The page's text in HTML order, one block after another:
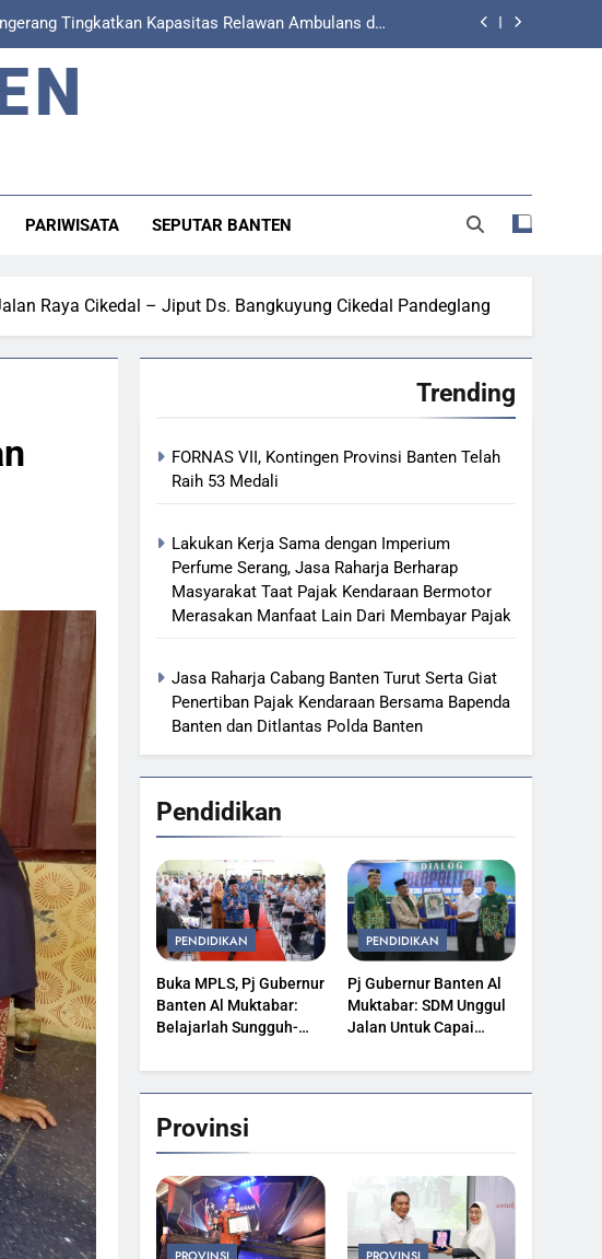
Tangerang Selatan, dan BPJS Ketenagakerjaan
Lalu Lintas Mendapatkan Pelayanan Terbaik
Jasa Raharja Banten Hadiri Peresmian Sterilisasi
Tangerang Selatan, dan BPJS Ketenagakerjaan
Keterjaminan Korban Kecelakaan Lalu Lintas
PARIWISATA SEPUTAR BANTEN
Raya Cikedal – Jiput Ds. Bangkuyung Cikedal Pandeglang
Trending
FORNAS VII, Kontingen Provinsi Banten Telah
Raih 53 Medali
Lakukan Kerja Sama dengan Imperium
Perfume Serang, Jasa Raharja Berharap
Masyarakat Taat Pajak Kendaraan Bermotor
Merasakan Manfaat Lain Dari Membayar Pajak
Jasa Raharja Cabang Banten Turut Serta Giat
Penertiban Pajak Kendaraan Bersama Bapenda
Banten dan Ditlantas Polda Banten
Pendidikan
PENDIDIKAN
Buka MPLS, Pj Gubernur
Banten Al Muktabar:
Belajarlah Sungguh-
PENDIDIKAN
Pj Gubernur Banten Al
Muktabar: SDM Unggul
Jalan Untuk Capai
Provinsi